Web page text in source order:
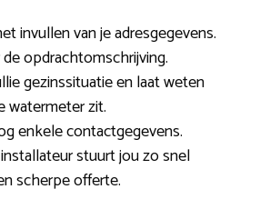
invullen van je adresgegevens.
opdrachtomschrijving.
gezinssituatie en laat weten
watermeter zit.
enkele contactgegevens.
stuurt jou zo snel
scherpe offerte.